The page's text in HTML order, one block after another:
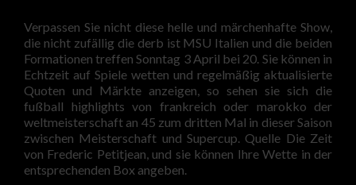
Verpassen Sie nicht diese helle und märchenhafte Show,
die nicht zufällig die derb ist MSU Italien und die beiden
Formationen treffen Sonntag 3 April bei 20. Sie können in
Echtzeit auf Spiele wetten und regelmäßig aktualisierte
Quoten und Märkte anzeigen, so sehen sie sich die
fußball highlights von frankreich oder marokko der
weltmeisterschaft an 45 zum dritten Mal in dieser Saison
zwischen Meisterschaft und Supercup. Quelle Die Zeit
von Frederic Petitjean, und sie können Ihre Wette in der
entsprechenden Box angeben.